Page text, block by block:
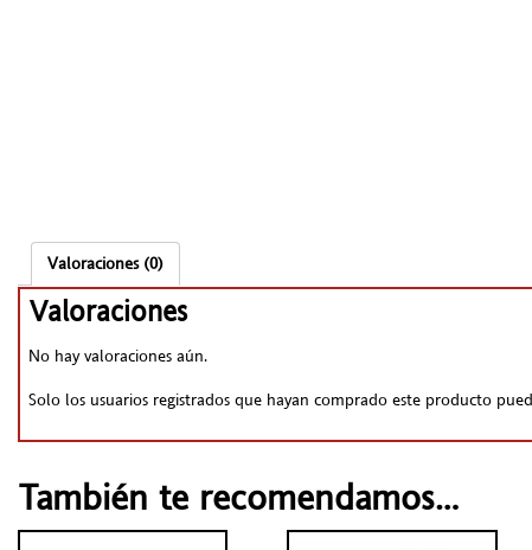
Valoraciones (0)
Valoraciones
No hay valoraciones aún.
Solo los usuarios registrados que hayan comprado este producto
También te recomendamos…